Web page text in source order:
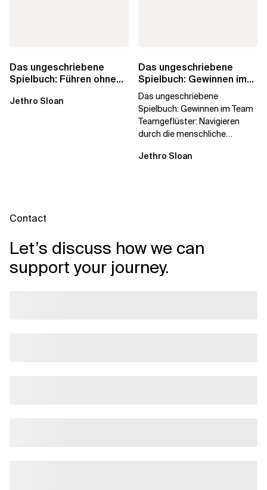
Das ungeschriebene
Spielbuch: Führen ohne
Jethro Sloan
Das ungeschriebene
Spielbuch: Gewinnen im
Team
Das ungeschriebene
Spielbuch: Gewinnen im Team
Teamgeflüster: Navigieren
durch die menschliche
vorbereitet hat „Wir...
Jethro Sloan
Contact
Let’s discuss how we can
support your journey.